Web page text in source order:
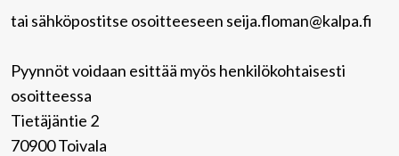
tai sähköpostitse osoitteeseen seija.floman@kalpa.fi
Pyynnöt voidaan esittää myös henkilökohtaisesti
osoitteessa
Tietäjäntie 2
70900 Toivala